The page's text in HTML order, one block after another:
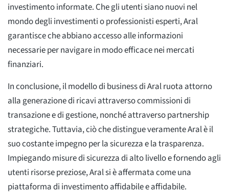
investimento informate. Che gli utenti siano nuovi nel
mondo degli investimenti o professionisti esperti, Aral
garantisce che abbiano accesso alle informazioni
necessarie per navigare in modo efficace nei mercati
finanziari.
In conclusione, il modello di business di Aral ruota attorno
alla generazione di ricavi attraverso commissioni di
transazione e di gestione, nonché attraverso partnership
strategiche. Tuttavia, ciò che distingue veramente Aral è il
suo costante impegno per la sicurezza e la trasparenza.
Impiegando misure di sicurezza di alto livello e fornendo agli
utenti risorse preziose, Aral si è affermata come una
piattaforma di investimento affidabile e affidabile.